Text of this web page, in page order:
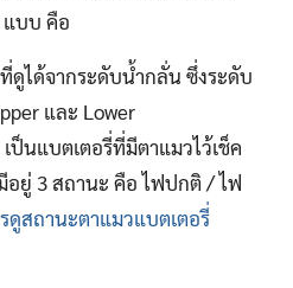
แบบ คือ
ดูได้จากระดับน้ำกลั่น ซึ่งระดับ
และ Lower
เป็นแบตเตอรี่ที่มีตาแมวไว้เช็ค
อยู่ 3 สถานะ คือ ไฟปกติ / ไฟ
ดูสถานะตาแมวแบตเตอรี่